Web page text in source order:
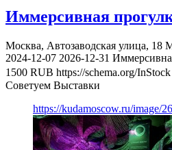
Иммерсивная
Москва, Автозаводская улица, 18
2024-12-07 2026-12-31
1500 RUB https://schema.org/InStock
Советуем Выставки
https://kudamoscow.ru/image/